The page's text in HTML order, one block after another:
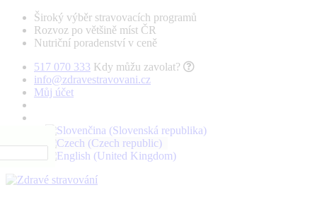
Široký výběr stravovacích programů
Rozvoz po většině míst ČR
Nutriční poradenství v ceně
517 070 333 Kdy můžu zavolat?
info@zdravestravovani.cz
Můj účet